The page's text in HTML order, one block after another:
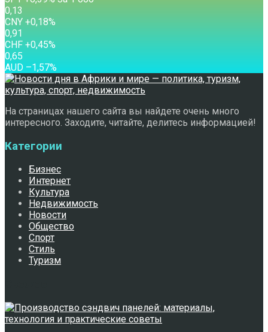
0,13
CNY +0,18%
0,91
CHF +0,45%
0,65
AUD –1,57%
На страницах нашего сайта вы найдете очень много
интересного. Заходите, читайте, делитесь информацией!
Категории
Бизнес
Интернет
Культура
Недвижимость
Новости
Общество
Спорт
Стиль
Туризм